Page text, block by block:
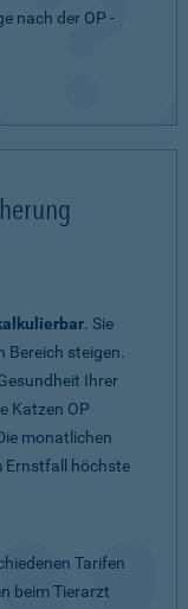
nach der OP -
. Sie
Bereich steigen.
Ihrer
Katzen OP
monatlichen
Ernstfall höchste
Tarifen
beim Tierarzt